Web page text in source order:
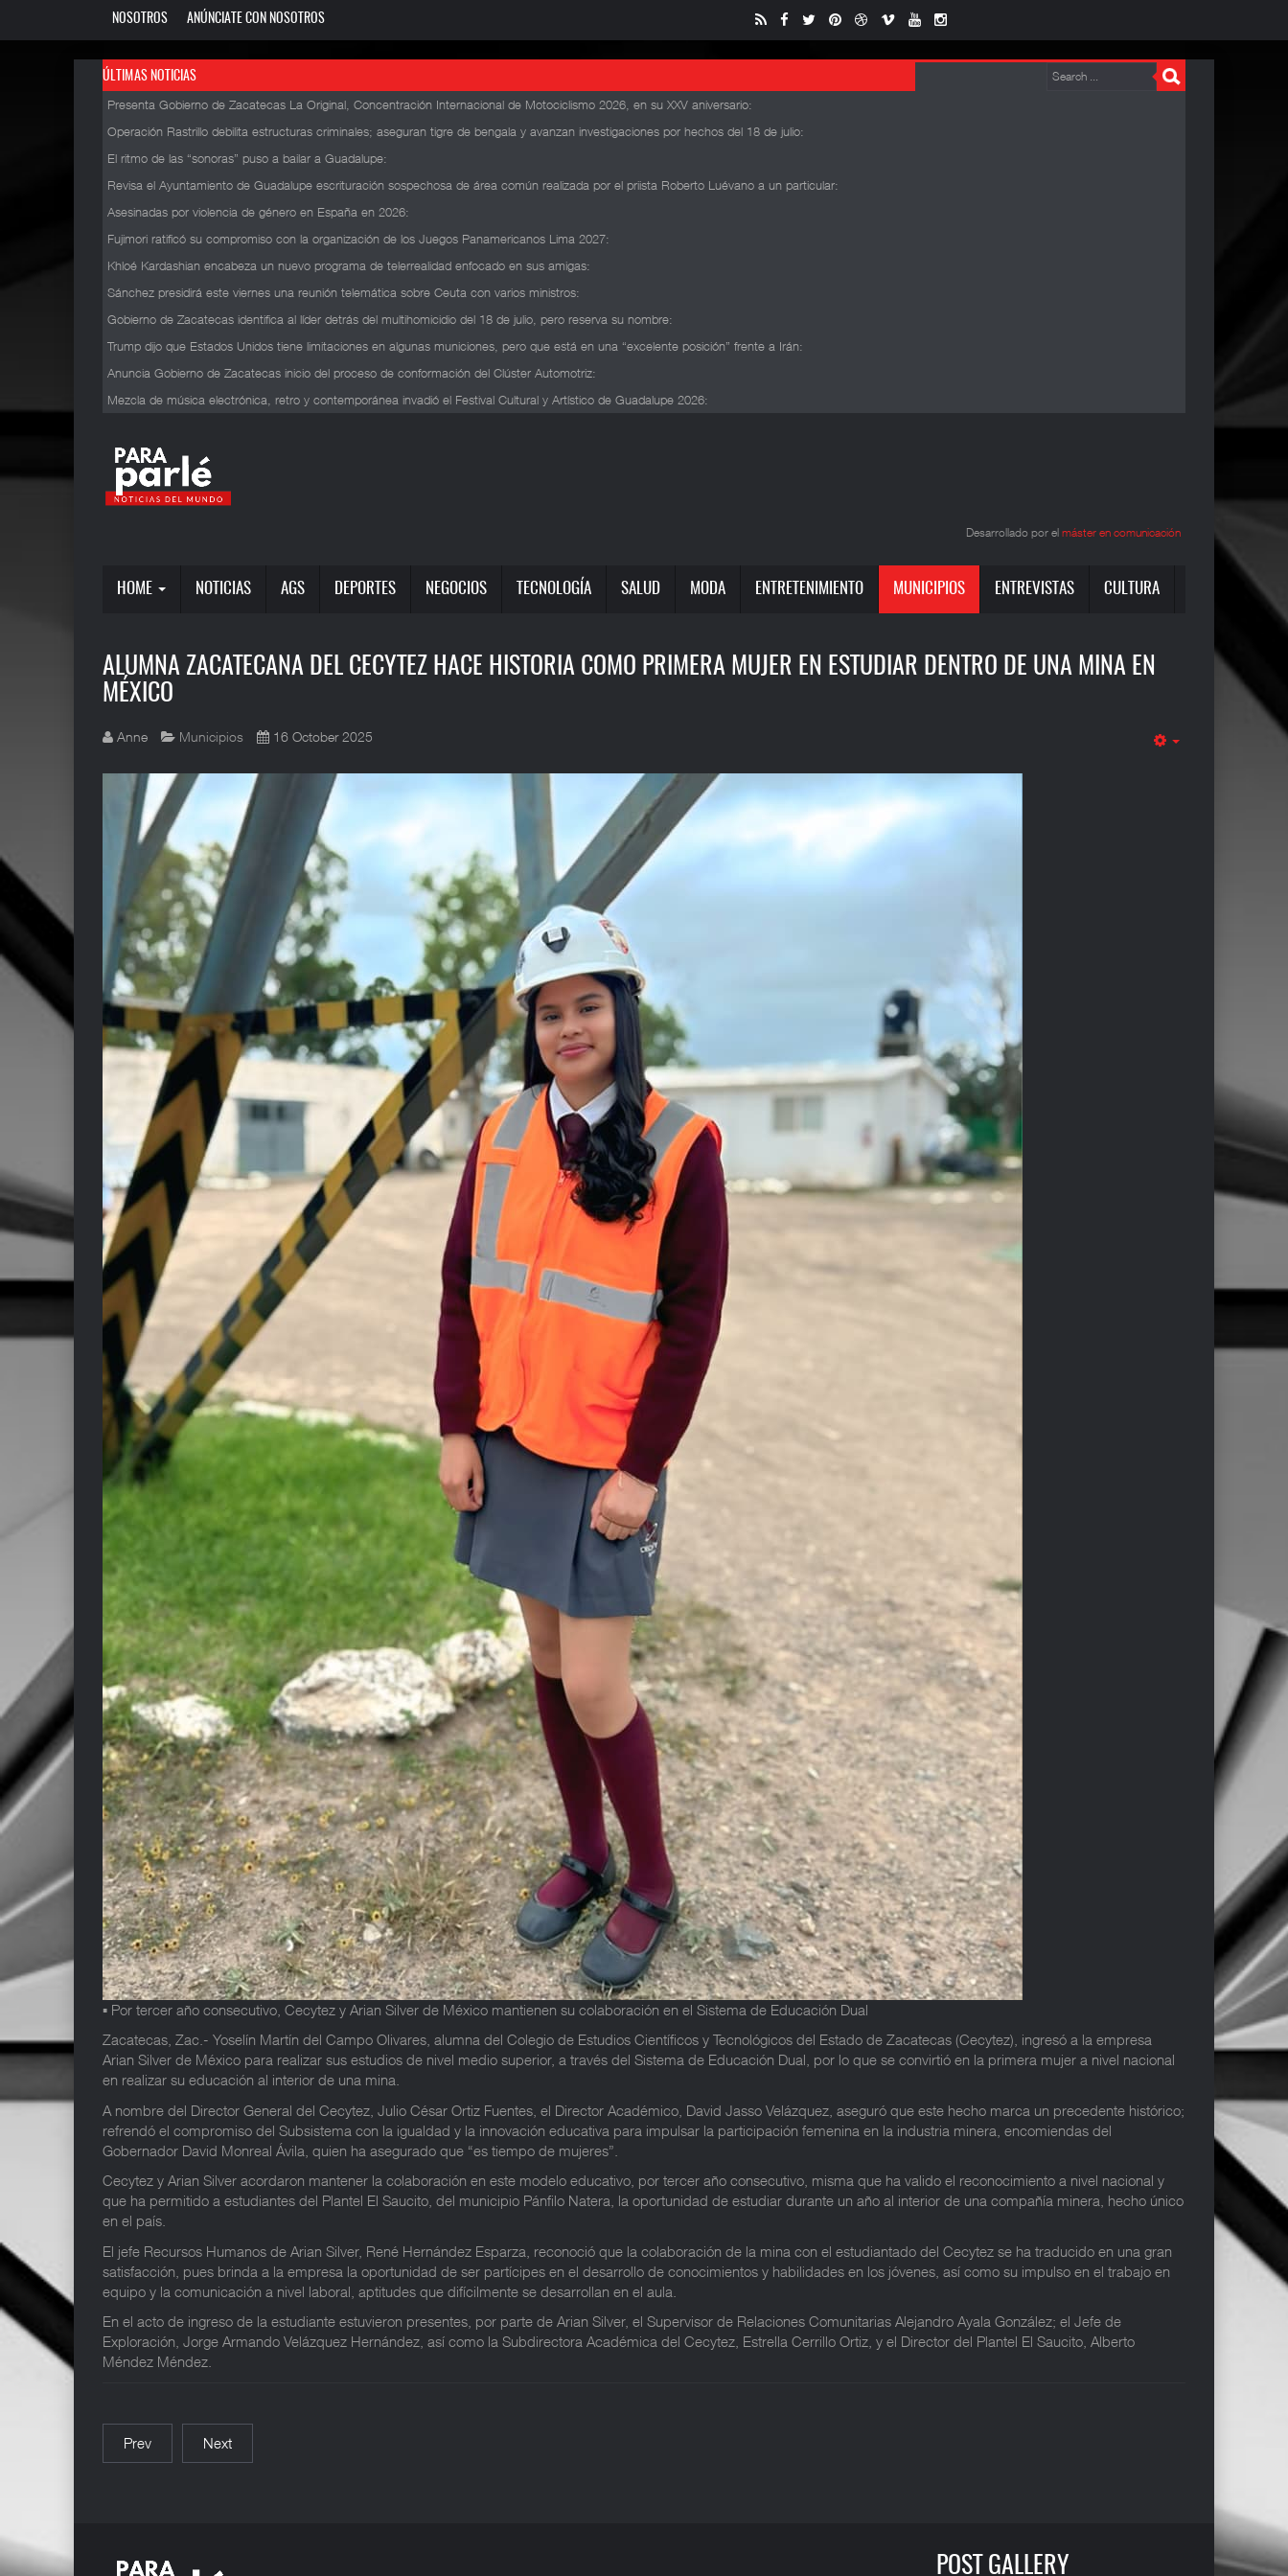
NOSOTROS ANÚNCIATE CON NOSOTROS
ÚLTIMAS NOTICIAS
Presenta Gobierno de Zacatecas La Original, Concentración Internacional de Motociclismo 2026, en su XXV aniversario:
Operación Rastrillo debilita estructuras criminales; aseguran tigre de bengala y avanzan investigaciones por hechos del 18 de julio:
El ritmo de las “sonoras” puso a bailar a Guadalupe:
Revisa el Ayuntamiento de Guadalupe escrituración sospechosa de área común realizada por el priista Roberto Luévano a un particular:
Asesinadas por violencia de género en España en 2026:
Fujimori ratificó su compromiso con la organización de los Juegos Panamericanos Lima 2027:
Khloé Kardashian encabeza un nuevo programa de telerrealidad enfocado en sus amigas:
Sánchez presidirá este viernes una reunión telemática sobre Ceuta con varios ministros:
Gobierno de Zacatecas identifica al líder detrás del multihomicidio del 18 de julio, pero reserva su nombre:
Trump dijo que Estados Unidos tiene limitaciones en algunas municiones, pero que está en una “excelente posición” frente a Irán:
Anuncia Gobierno de Zacatecas inicio del proceso de conformación del Clúster Automotriz:
Mezcla de música electrónica, retro y contemporánea invadió el Festival Cultural y Artístico de Guadalupe 2026:
Desarrollado por el máster en comunicación
HOME NOTICIAS AGS DEPORTES NEGOCIOS TECNOLOGÍA SALUD MODA ENTRETENIMIENTO MUNICIPIOS ENTREVISTAS CULTURA
ALUMNA ZACATECANA DEL CECYTEZ HACE HISTORIA COMO PRIMERA MUJER EN ESTUDIAR DENTRO DE UNA MINA EN
MÉXICO
Anne Municipios 16 October 2025
▪ Por tercer año consecutivo, Cecytez y Arian Silver de México mantienen su colaboración en el Sistema de Educación Dual
Zacatecas, Zac.- Yoselín Martín del Campo Olivares, alumna del Colegio de Estudios Científicos y Tecnológicos del Estado de Zacatecas (Cecytez), ingresó a la empresa
Arian Silver de México para realizar sus estudios de nivel medio superior, a través del Sistema de Educación Dual, por lo que se convirtió en la primera mujer a nivel nacional
en realizar su educación al interior de una mina.
A nombre del Director General del Cecytez, Julio César Ortiz Fuentes, el Director Académico, David Jasso Velázquez, aseguró que este hecho marca un precedente histórico;
refrendó el compromiso del Subsistema con la igualdad y la innovación educativa para impulsar la participación femenina en la industria minera, encomiendas del
Gobernador David Monreal Ávila, quien ha asegurado que “es tiempo de mujeres”.
Cecytez y Arian Silver acordaron mantener la colaboración en este modelo educativo, por tercer año consecutivo, misma que ha valido el reconocimiento a nivel nacional y
que ha permitido a estudiantes del Plantel El Saucito, del municipio Pánfilo Natera, la oportunidad de estudiar durante un año al interior de una compañía minera, hecho único
en el país.
El jefe Recursos Humanos de Arian Silver, René Hernández Esparza, reconoció que la colaboración de la mina con el estudiantado del Cecytez se ha traducido en una gran
satisfacción, pues brinda a la empresa la oportunidad de ser partícipes en el desarrollo de conocimientos y habilidades en los jóvenes, así como su impulso en el trabajo en
equipo y la comunicación a nivel laboral, aptitudes que difícilmente se desarrollan en el aula.
En el acto de ingreso de la estudiante estuvieron presentes, por parte de Arian Silver, el Supervisor de Relaciones Comunitarias Alejandro Ayala González; el Jefe de
Exploración, Jorge Armando Velázquez Hernández, así como la Subdirectora Académica del Cecytez, Estrella Cerrillo Ortiz, y el Director del Plantel El Saucito, Alberto
Méndez Méndez.
Prev Next
POST GALLERY